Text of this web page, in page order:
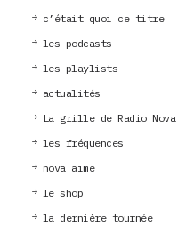
c’était quoi ce titre
les podcasts
les playlists
actualités
La grille de Radio Nova
les fréquences
nova aime
le shop
la dernière tournée